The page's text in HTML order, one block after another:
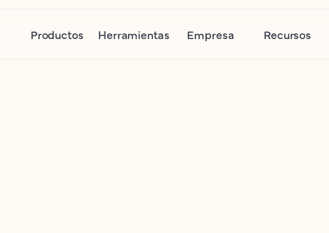
Productos Herramientas Empresa Recursos